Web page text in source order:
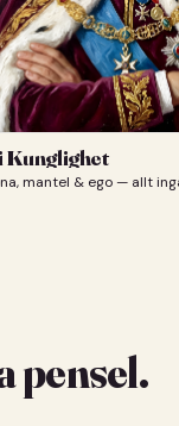
Kunglighet
mantel & ego — allt
pensel.